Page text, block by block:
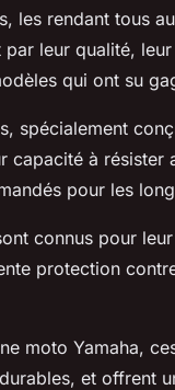
les rendant tous
par leur qualité,
qui ont su
spécialement
capacité à
pour les
connus pour
protection
moto Yamaha,
et offrent